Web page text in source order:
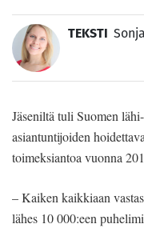
TEKSTI
Jäseniltä tuli Suomen
asiantuntijoiden
toimeksiantoa vuonna
– Kaiken kaikkiaan
lähes 10 000:een